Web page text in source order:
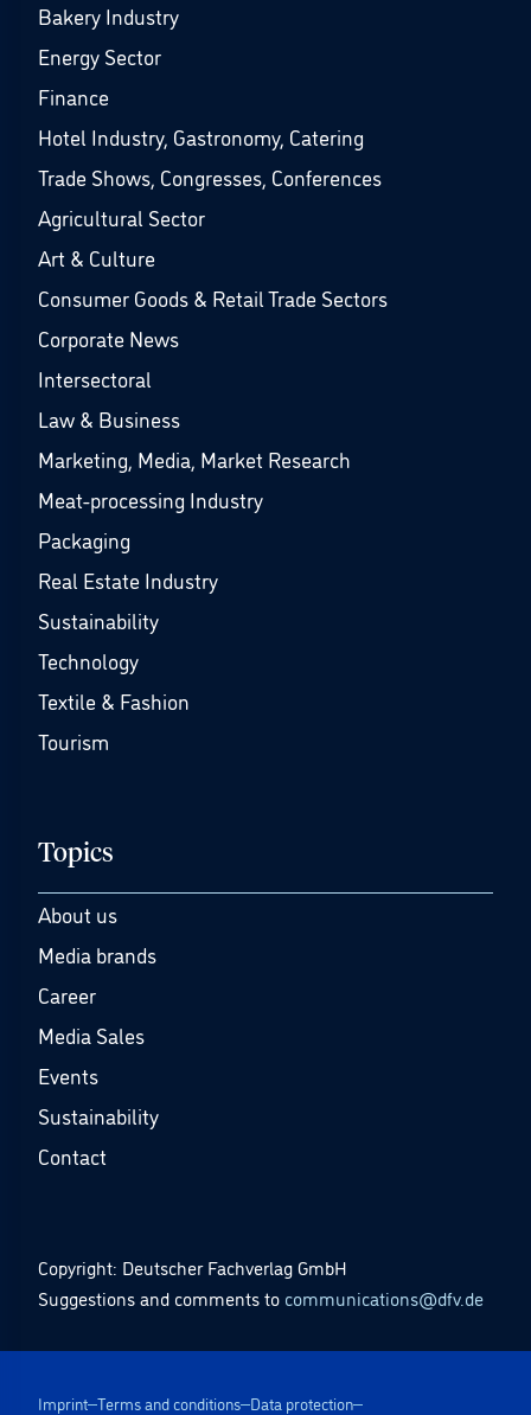
Bakery Industry
Energy Sector
Finance
Hotel Industry, Gastronomy, Catering
Trade Shows, Congresses, Conferences
Agricultural Sector
Art & Culture
Consumer Goods & Retail Trade Sectors
Corporate News
Intersectoral
Law & Business
Marketing, Media, Market Research
Meat-processing Industry
Packaging
Real Estate Industry
Sustainability
Technology
Textile & Fashion
Tourism
Topics
About us
Media brands
Career
Media Sales
Events
Sustainability
Contact
Copyright: Deutscher Fachverlag GmbH
Suggestions and comments to communications@dfv.de
Imprint Terms and conditions Data protection